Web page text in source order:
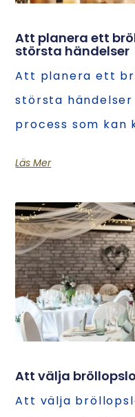
Att planera ett
största händelser
Att planera ett
största
process som kan
Läs Mer
Att välja
Att välja